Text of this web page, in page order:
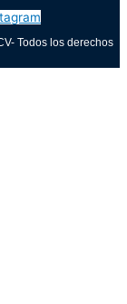
Todos los derechos